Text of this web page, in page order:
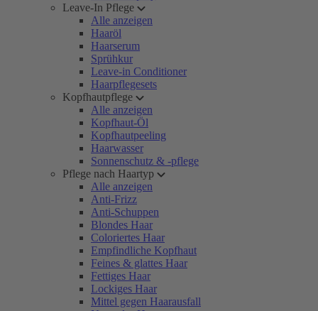
Leave-In Pflege
Alle anzeigen
Haaröl
Haarserum
Sprühkur
Leave-in Conditioner
Haarpflegesets
Kopfhautpflege
Alle anzeigen
Kopfhaut-Öl
Kopfhautpeeling
Haarwasser
Sonnenschutz & -pflege
Pflege nach Haartyp
Alle anzeigen
Anti-Frizz
Anti-Schuppen
Blondes Haar
Coloriertes Haar
Empfindliche Kopfhaut
Feines & glattes Haar
Fettiges Haar
Lockiges Haar
Mittel gegen Haarausfall